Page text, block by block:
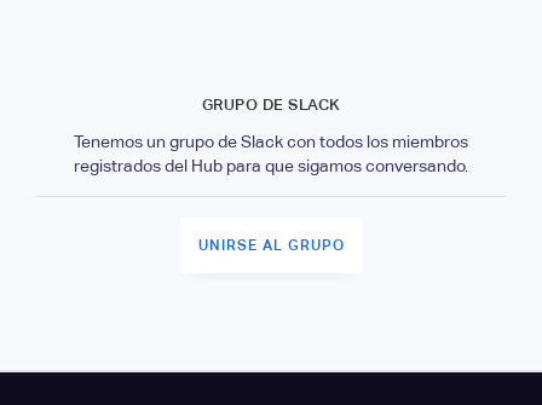
GRUPO DE SLACK
Tenemos un grupo de Slack con todos los miembros
registrados del Hub para que sigamos conversando.
UNIRSE AL GRUPO